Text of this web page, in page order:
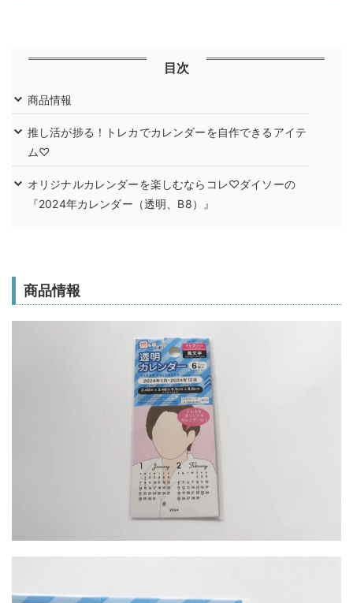
目次
商品情報
推し活が捗る！トレカでカレンダーを自作できるアイテ
ム♡
オリジナルカレンダーを楽しむならコレ♡ダイソーの
『2024年カレンダー（透明、B8）』
商品情報